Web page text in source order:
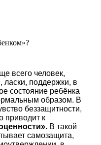
всего человек,
поддержки, в
состояние ребёнка
образом. В
беззащитности,
приводит к
В такой
самозащита,